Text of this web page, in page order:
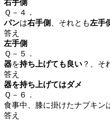
右手側
Ｑ－４．
パンは右手側 、それとも左手
答え
左手側
Ｑ－５．
器を持ち上げても良い ？、そ
答え
器を持ち上げてはダメ
Ｑ－６．
食事中、膝に掛けたナプキン
答え